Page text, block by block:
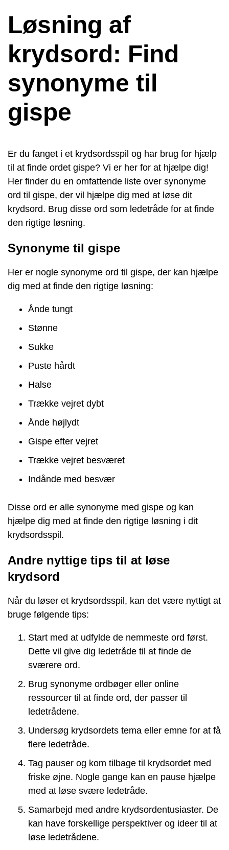
Løsning af
krydsord: Find
synonyme til
gispe
Er du fanget i et krydsordsspil og har brug for hjælp
til at finde ordet gispe? Vi er her for at hjælpe dig!
Her finder du en omfattende liste over synonyme
ord til gispe, der vil hjælpe dig med at løse dit
krydsord. Brug disse ord som ledetråde for at finde
den rigtige løsning.
Synonyme til gispe
Her er nogle synonyme ord til gispe, der kan hjælpe
dig med at finde den rigtige løsning:
Ånde tungt
Stønne
Sukke
Puste hårdt
Halse
Trække vejret dybt
Ånde højlydt
Gispe efter vejret
Trække vejret besværet
Indånde med besvær
Disse ord er alle synonyme med gispe og kan
hjælpe dig med at finde den rigtige løsning i dit
krydsordsspil.
Andre nyttige tips til at løse
krydsord
Når du løser et krydsordsspil, kan det være nyttigt at
bruge følgende tips:
Start med at udfylde de nemmeste ord først.
Dette vil give dig ledetråde til at finde de
sværere ord.
Brug synonyme ordbøger eller online
ressourcer til at finde ord, der passer til
ledetrådene.
Undersøg krydsordets tema eller emne for at få
flere ledetråde.
Tag pauser og kom tilbage til krydsordet med
friske øjne. Nogle gange kan en pause hjælpe
med at løse svære ledetråde.
Samarbejd med andre krydsordentusiaster. De
kan have forskellige perspektiver og ideer til at
løse ledetrådene.